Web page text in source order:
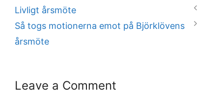
Livligt årsmöte
Så togs motionerna emot på Björklövens
årsmöte
Leave a Comment